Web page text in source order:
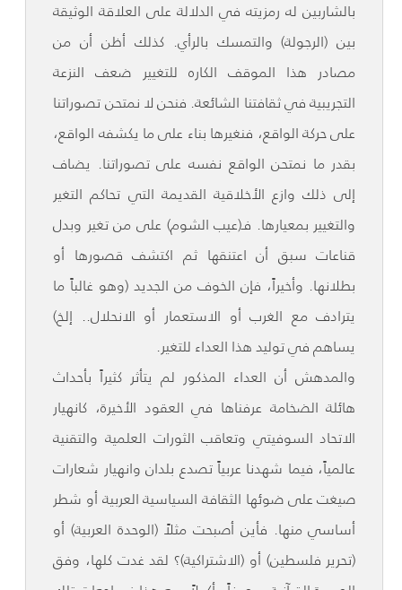
بالشاربين له رمزيته في الدلالة على العلاقة الوثيقة
بين (الرجولة) والتمسك بالرأي. كذلك أظن أن من
مصادر هذا الموقف الكاره للتغيير ضعف النزعة
التجريبية في ثقافتنا الشائعة. فنحن لا نمتحن تصوراتنا
على حركة الواقع، فنغيرها بناء على ما يكشفه الواقع،
بقدر ما نمتحن الواقع نفسه على تصوراتنا. يضاف
إلى ذلك وازع الأخلاقية القديمة التي تحاكم التغير
والتغيير بمعيارها. فـ(عيب الشوم) على من تغير وبدل
قناعات سبق أن اعتنقها ثم اكتشف قصورها أو
بطلانها. وأخيراً، فإن الخوف من الجديد (وهو غالباً ما
يترادف مع الغرب أو الاستعمار أو الانحلال.. إلخ)
يساهم في توليد هذا العداء للتغير.
والمدهش أن العداء المذكور لم يتأثر كثيراً بأحداث
هائلة الضخامة عرفناها في العقود الأخيرة، كانهيار
الاتحاد السوفيتي وتعاقب الثورات العلمية والتقنية
عالمياً، فيما شهدنا عربياً تصدع بلدان وانهيار شعارات
صيغت على ضوئها الثقافة السياسية العربية أو شطر
أساسي منها. فأين أصبحت مثلاً (الوحدة العربية) أو
(تحرير فلسطين) أو (الاشتراكية)؟ لقد غدت كلها، وفق